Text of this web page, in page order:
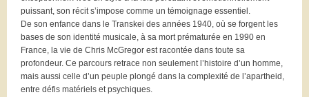
puissant, son récit s’impose comme un témoignage essentiel.
De son enfance dans le Transkei des années 1940, où se forgent les
bases de son identité musicale, à sa mort prématurée en 1990 en
France, la vie de Chris McGregor est racontée dans toute sa
profondeur. Ce parcours retrace non seulement l’histoire d’un homme,
mais aussi celle d’un peuple plongé dans la complexité de l’apartheid,
entre défis matériels et psychiques.